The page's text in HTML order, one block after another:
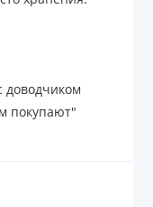
доводчиком
покупают"